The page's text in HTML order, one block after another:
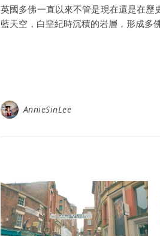
英國多佛一直以來不管是現在還是在
藍天空，白堊紀時沉積的岩層，形成多
AnnieSinLee